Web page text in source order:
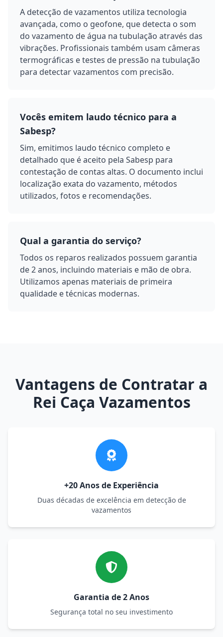
A detecção de vazamentos utiliza tecnologia
avançada, como o geofone, que detecta o som
do vazamento de água na tubulação através das
vibrações. Profissionais também usam câmeras
termográficas e testes de pressão na tubulação
para detectar vazamentos com precisão.
Vocês emitem laudo técnico para a
Sabesp?
Sim, emitimos laudo técnico completo e
detalhado que é aceito pela Sabesp para
contestação de contas altas. O documento inclui
localização exata do vazamento, métodos
utilizados, fotos e recomendações.
Qual a garantia do serviço?
Todos os reparos realizados possuem garantia
de 2 anos, incluindo materiais e mão de obra.
Utilizamos apenas materiais de primeira
qualidade e técnicas modernas.
Vantagens de Contratar a
Rei Caça Vazamentos
+20 Anos de Experiência
Duas décadas de excelência em detecção de
vazamentos
Garantia de 2 Anos
Segurança total no seu investimento